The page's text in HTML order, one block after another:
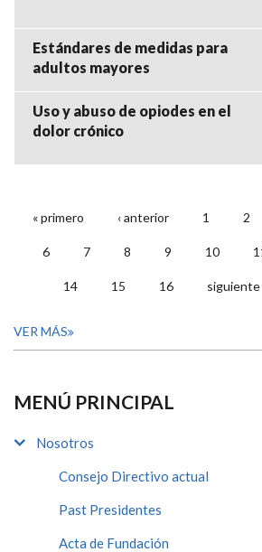
Estándares de medidas para
adultos mayores
Uso y abuso de opiodes en el
dolor crónico
PÁGINAS
« primero ‹ anterior 1 2
6 7 8 9 10
14 15 16 siguiente
VER MÁS
MENÚ PRINCIPAL
Nosotros
Consejo Directivo actual
Past Presidentes
Acta de Fundación